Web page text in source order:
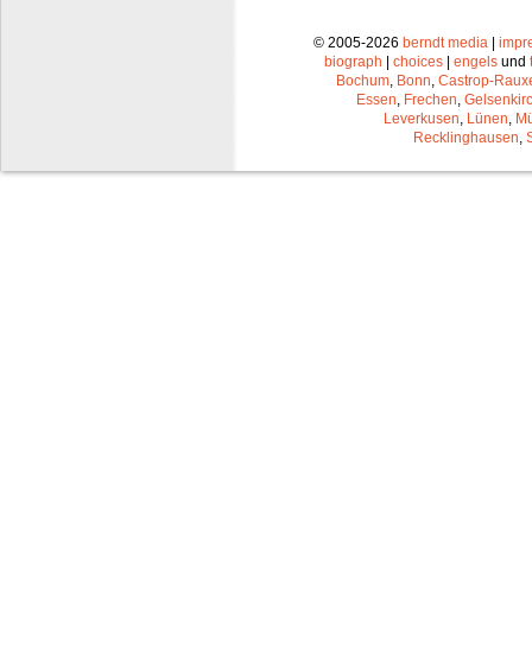
© 2005-2026 berndt media |
biograph | choices | engels und
Bochum Bonn Castrop-
Essen Frechen
Leverkusen Lünen
Recklinghausen